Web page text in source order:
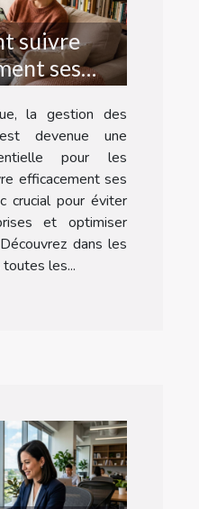
suivre
ses
en ligne ?
la gestion des
devenue une
pour les
efficacement ses
crucial pour éviter
et optimiser
dans les
les...